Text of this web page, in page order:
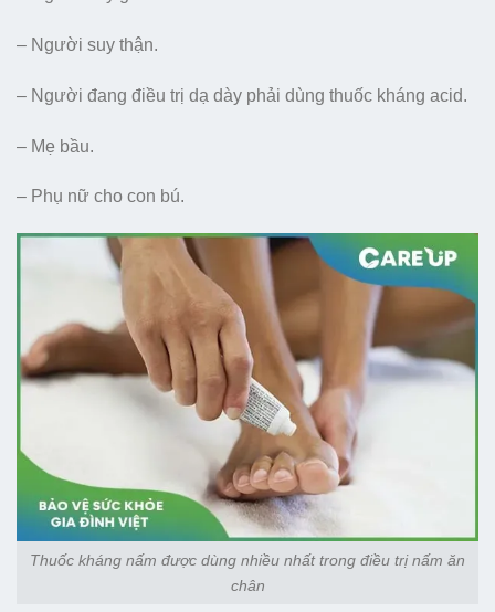
– Người suy thận.
– Người đang điều trị dạ dày phải dùng thuốc kháng acid.
– Mẹ bầu.
– Phụ nữ cho con bú.
Thuốc kháng nấm được dùng nhiều nhất trong điều trị nấm ăn
chân